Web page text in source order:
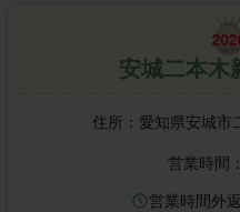
安城二本木
住所： 愛知県安城市
営業時間：
営業時間外